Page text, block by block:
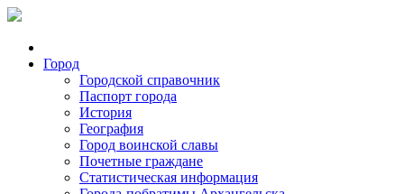
Город
Городской справочник
Паспорт города
История
География
Город воинской славы
Почетные граждане
Статистическая информация